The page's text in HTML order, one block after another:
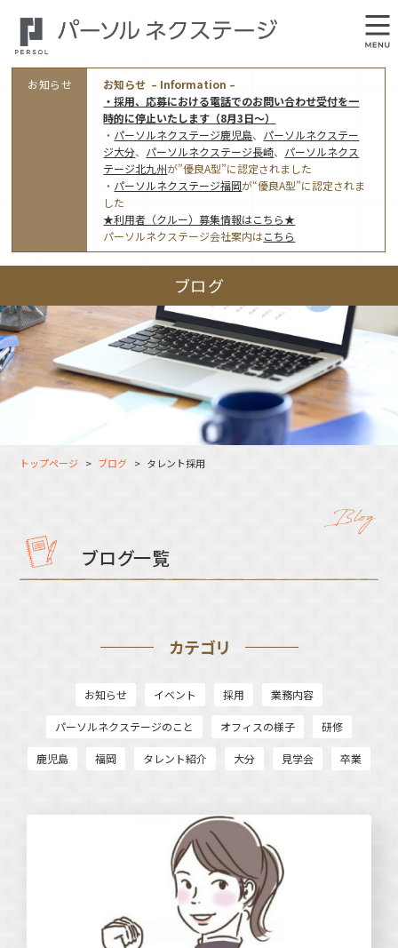
オフィス案内・アクセス
アクセストップ
福岡オフィス
鹿児島オフィス
大分オフィス
松山オフィス
広島オフィス
事業モデルと仕事内容
ワークスタイル
指定就労継続支援Ａ型事業所にかかる情報公表
採用情報トップ
利用者（クルー）募集
支援スタッフ（タレント）募集
お知らせ
お知らせ – Information –
・採用、応募における電話でのお問い合わせ受付を一
時的に停止いたします（8月3日～）
・ パーソルネクステージ鹿児島、 パーソルネクステー
ジ大分、 パーソルネクステージ長崎、 パーソルネクス
テージ北九州が”優良A型”に認定されました
・ パーソルネクステージ福岡が“優良A型”に認定されま
した
★利用者（クルー）募集情報はこちら★
パーソルネクステージ会社案内はこちら
ブログ
トップページ ブログ タレント採用
ブログ一覧
カテゴリ
お知らせ イベント 採用 業務内容
パーソルネクステージのこと オフィスの様子 研修
鹿児島 福岡 タレント紹介 大分 見学会 卒業